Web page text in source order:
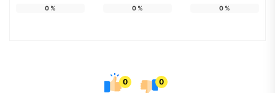
0% 0% 0%
0 0